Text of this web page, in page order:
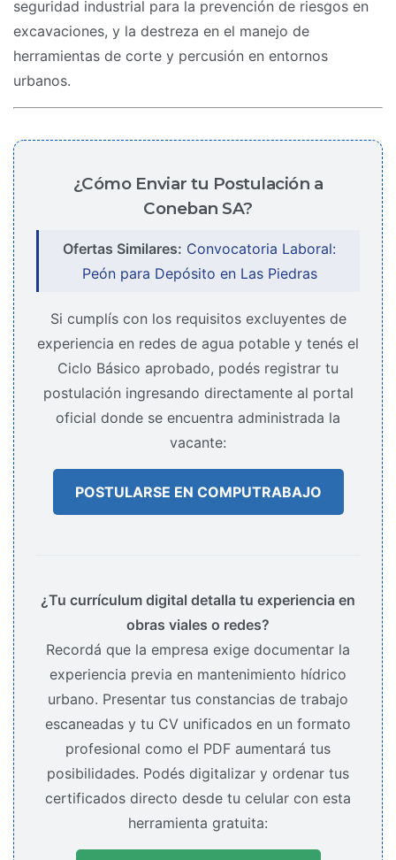
seguridad industrial para la prevención de riesgos en
excavaciones, y la destreza en el manejo de
herramientas de corte y percusión en entornos
urbanos.
¿Cómo Enviar tu Postulación a
Coneban SA?
Ofertas Similares: Convocatoria Laboral:
Peón para Depósito en Las Piedras
Si cumplís con los requisitos excluyentes de
experiencia en redes de agua potable y tenés el
Ciclo Básico aprobado, podés registrar tu
postulación ingresando directamente al portal
oficial donde se encuentra administrada la
vacante:
POSTULARSE EN COMPUTRABAJO
¿Tu currículum digital detalla tu experiencia en
obras viales o redes?
Recordá que la empresa exige documentar la
experiencia previa en mantenimiento hídrico
urbano. Presentar tus constancias de trabajo
escaneadas y tu CV unificados en un formato
profesional como el PDF aumentará tus
posibilidades. Podés digitalizar y ordenar tus
certificados directo desde tu celular con esta
herramienta gratuita: